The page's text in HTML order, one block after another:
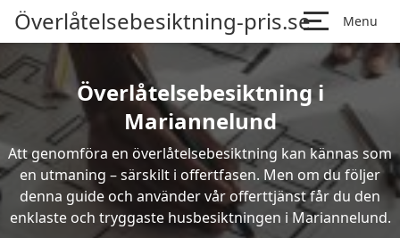
Överlåtelsebesiktning-pris.se Menu
Överlåtelsebesiktning i
Mariannelund
Att genomföra en överlåtelsebesiktning kan kännas som
en utmaning – särskilt i offertfasen. Men om du följer
denna guide och använder vår offerttjänst får du den
enklaste och tryggaste husbesiktningen i Mariannelund.